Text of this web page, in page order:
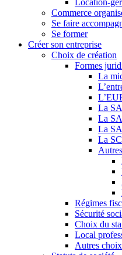
Location-
Commerce
Se faire
Se former
Créer son entreprise
Choix de création
Formes
La
La
La
La
La
Régimes
Sécurité
Choix du
Local
Autres